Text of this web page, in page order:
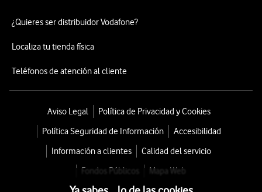
¿Quieres ser distribuidor Vodafone?
Localiza tu tienda física
Teléfonos de atención al cliente
Aviso Legal
Política de Privacidad y Cookies
Política Seguridad de Información
Accesibilidad
Información a clientes
Calidad del servicio
Fondos Públicos
Mapa Web